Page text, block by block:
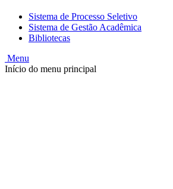
Sistema de Processo Seletivo
Sistema de Gestão Acadêmica
Bibliotecas
Menu
Início do menu principal